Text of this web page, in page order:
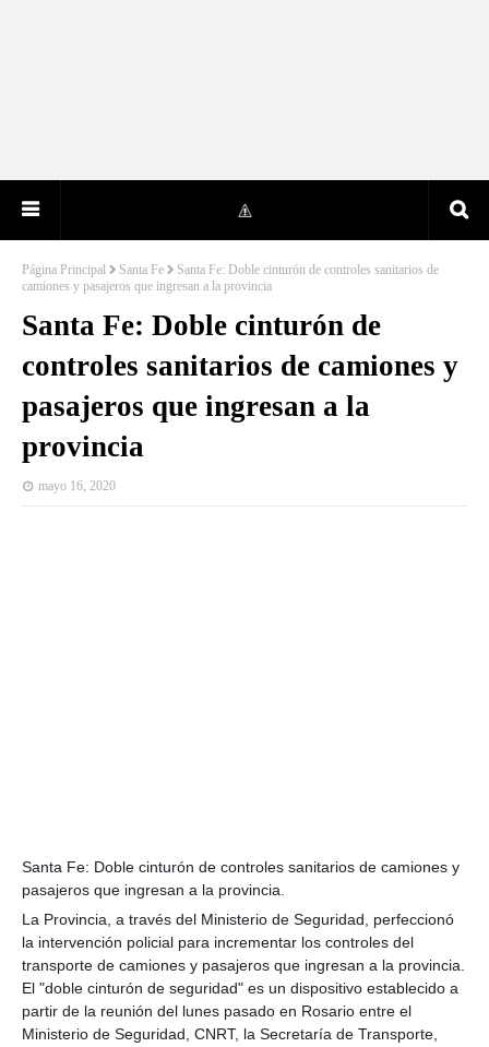
Página Principal Santa Fe
Santa Fe: Doble cinturón de controles sanitarios de
camiones y pasajeros que ingresan a la provincia
Santa Fe: Doble cinturón de
controles sanitarios de camiones y
pasajeros que ingresan a la
provincia
mayo 16, 2020
Santa Fe: Doble cinturón de controles sanitarios de camiones y
pasajeros que ingresan a la provincia.
La Provincia, a través del Ministerio de Seguridad, perfeccionó
la intervención policial para incrementar los controles del
transporte de camiones y pasajeros que ingresan a la provincia.
El "doble cinturón de seguridad" es un dispositivo establecido a
partir de la reunión del lunes pasado en Rosario entre el
Ministerio de Seguridad, CNRT, la Secretaría de Transporte,